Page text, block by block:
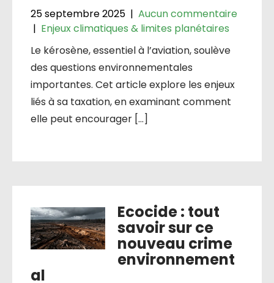
25 septembre 2025 | Aucun commentaire
| Enjeux climatiques & limites planétaires
Le kérosène, essentiel à l’aviation, soulève
des questions environnementales
importantes. Cet article explore les enjeux
liés à sa taxation, en examinant comment
elle peut encourager […]
Ecocide : tout
savoir sur ce
nouveau crime
environnement
al